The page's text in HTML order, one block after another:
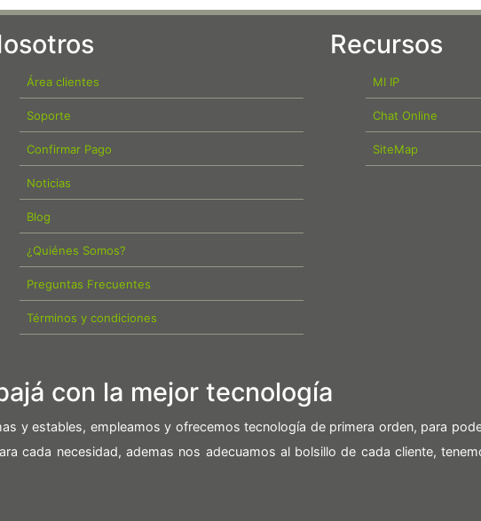
Área clientes
Soporte
Confirmar Pago
Noticias
Blog
¿Quiénes Somos?
Preguntas Frecuentes
Términos y condiciones
Recursos
MI IP
Chat Online
SiteMap
con la mejor tecnología
y estables, empleamos y ofrecemos tecnología de primera orden, para
cada necesidad, ademas nos adecuamos al bolsillo de cada cliente,